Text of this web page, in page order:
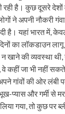
रही है। कुछ दूसरे देशों
ने अपनी नौकरी
है। यहां भारत में,
का लॉकडाउन लागू
खाने की व्यवस्था
वे कहीं जा भी नहीं
गांवों की ओर लंबी
प्यास और गर्मी से
गया, तो कुछ पर